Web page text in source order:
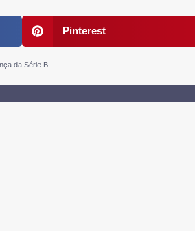
Pinterest
da Série B